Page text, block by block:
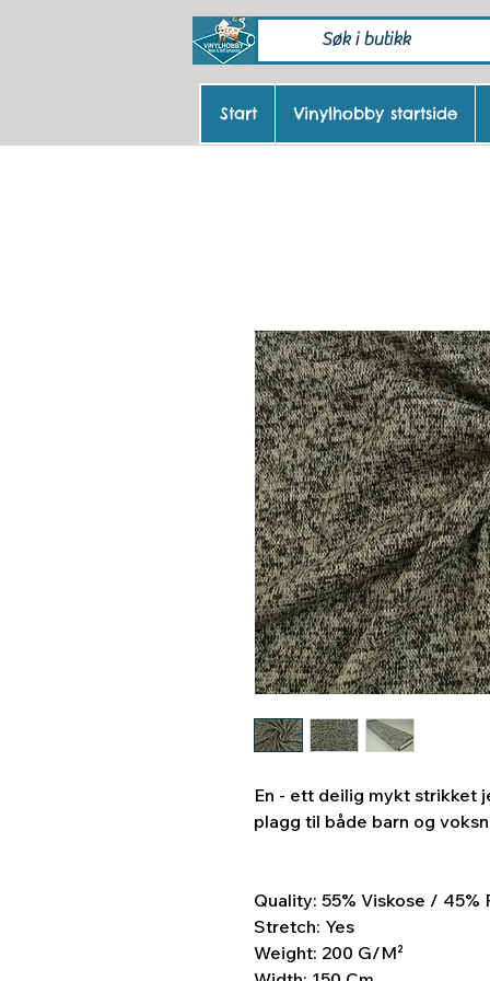
En - ett deilig mykt strikket
plagg til både barn og
Quality: 55% Viskose / 45%
Stretch: Yes
Weight: 200 G/M²
Start Vinylhobby startside